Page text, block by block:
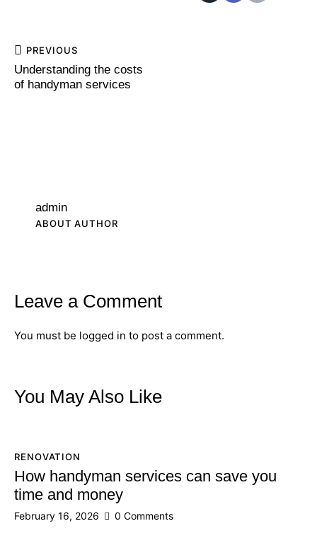
PREVIOUS
Understanding the costs
of handyman services
admin
ABOUT AUTHOR
Leave a Comment
You must be logged in to post a comment.
You May Also Like
RENOVATION
How handyman services can save you
time and money
February 16, 2026 0 Comments